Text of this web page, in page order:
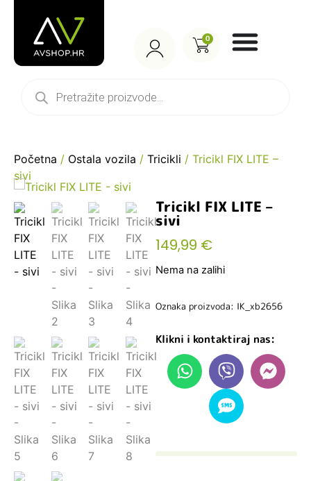
0
Početna / Ostala vozila / Tricikli / Tricikl FIX LITE –
sivi
Tricikl FIX LITE –
sivi
149,99 €
Nema na zalihi
Oznaka proizvoda: IK_xb2656
Klikni i kontaktiraj nas: